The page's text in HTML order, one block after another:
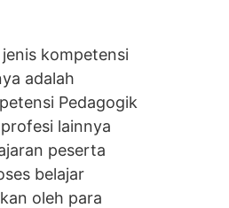
kompetensi
adalah
Pedagogik
lainnya
peserta
belajar
oleh para